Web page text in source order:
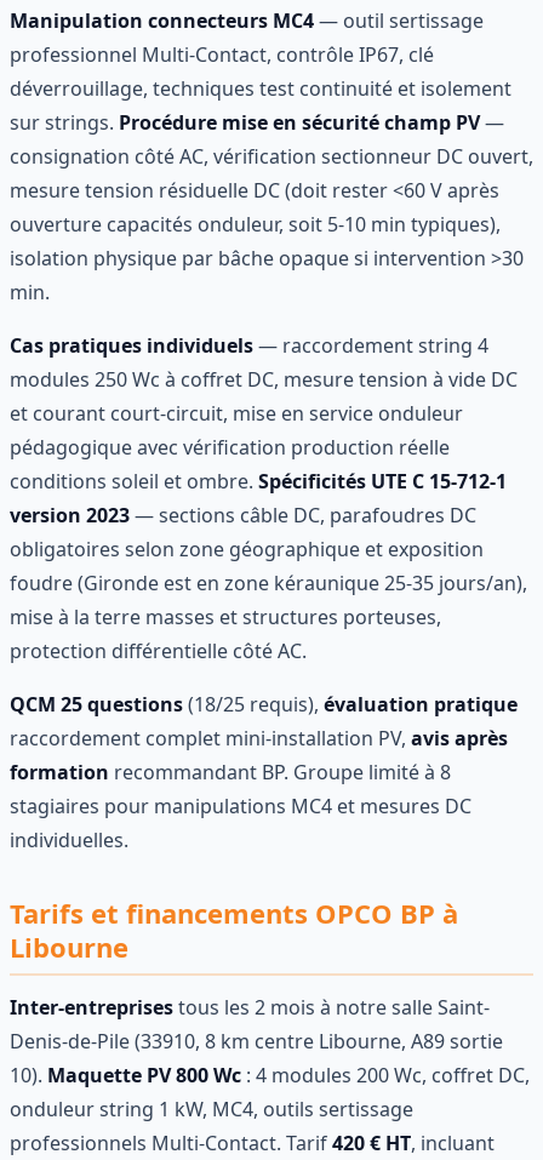
Manipulation connecteurs MC4— outil sertissage
professionnel Multi-Contact, contrôle IP67, clé
déverrouillage, techniques test continuité et isolement
sur strings. Procédure mise en sécurité champ PV—
consignation côté AC, vérification sectionneur DC ouvert,
mesure tension résiduelle DC (doit rester <60 V après
ouverture capacités onduleur, soit 5-10 min typiques),
isolation physique par bâche opaque si intervention >30
min.
Cas pratiques individuels— raccordement string 4
modules 250 Wc à coffret DC, mesure tension à vide DC
et courant court-circuit, mise en service onduleur
pédagogique avec vérification production réelle
conditions soleil et ombre. Spécificités UTE C 15-712-1
version 2023— sections câble DC, parafoudres DC
obligatoires selon zone géographique et exposition
foudre (Gironde est en zone kéraunique 25-35 jours/an),
mise à la terre masses et structures porteuses,
protection différentielle côté AC.
QCM 25 questions(18/25 requis), évaluation pratique
raccordement complet mini-installation PV, avis après
formation recommandant BP. Groupe limité à 8
stagiaires pour manipulations MC4 et mesures DC
individuelles.
Tarifs et financements OPCO BP à
Libourne
Inter-entreprisestous les 2 mois à notre salle Saint-
Denis-de-Pile (33910, 8 km centre Libourne, A89 sortie
10). Maquette PV 800 Wc : 4 modules 200 Wc, coffret DC,
onduleur string 1 kW, MC4, outils sertissage
professionnels Multi-Contact. Tarif420 € HT, incluant